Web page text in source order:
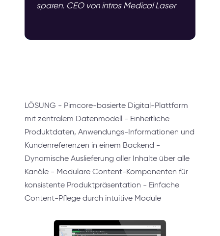
sparen. CEO von intros Medical Laser
LÖSUNG - Pimcore-basierte Digital-Plattform
mit zentralem Datenmodell - Einheitliche
Produktdaten, Anwendungs-Informationen und
Kundenreferenzen in einem Backend -
Dynamische Auslieferung aller Inhalte über alle
Kanäle - Modulare Content-Komponenten für
konsistente Produktpräsentation - Einfache
Content-Pflege durch intuitive Module